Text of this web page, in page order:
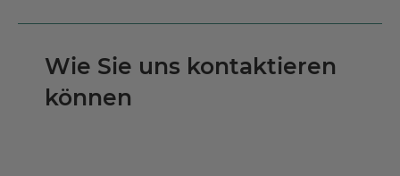
Wie Sie uns kontaktieren
können